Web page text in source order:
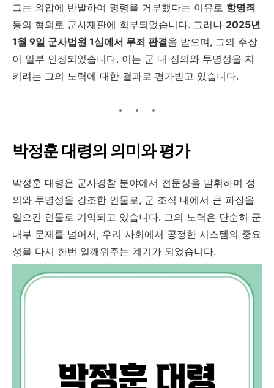
그는 외압에 반발하여 명령을 거부했다는 이유로 항명죄
등의 혐의로 군사재판에 회부되었습니다. 그러나 2025년
1월 9일 군사법원 1심에서 무죄 판결을 받으며, 그의 주장
이 일부 인정되었습니다. 이는 군 내 정의와 투명성을 지
키려는 그의 노력에 대한 결과로 평가받고 있습니다.
박정훈 대령의 의미와 평가
박정훈 대령은 군사경찰 분야에서 전문성을 발휘하며 정
의와 투명성을 강조한 인물로, 군 조직 내에서 큰 파장을
일으킨 인물로 기억되고 있습니다. 그의 노력은 단순히 군
내부 문제를 넘어서, 우리 사회에서 공정한 시스템의 중요
성을 다시 한번 일깨워주는 계기가 되었습니다.